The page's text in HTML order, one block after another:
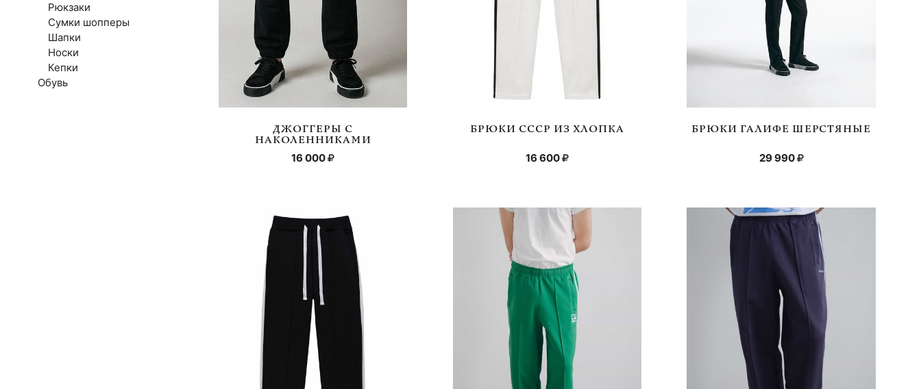
Рюкзаки
Сумки шопперы
Шапки
Носки
Кепки
Обувь
ДЖОГГЕРЫ С
НАКОЛЕННИКАМИ
16 000
БРЮКИ СССР ИЗ ХЛОПКА
16 600
БРЮКИ ГАЛИФЕ ШЕРСТЯНЫЕ
29 990